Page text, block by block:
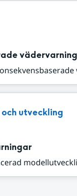
och utveckling